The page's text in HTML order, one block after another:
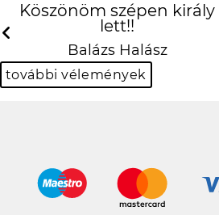
Köszönöm szépen király
lett!!
Balázs Halász
Previous
további vélemények